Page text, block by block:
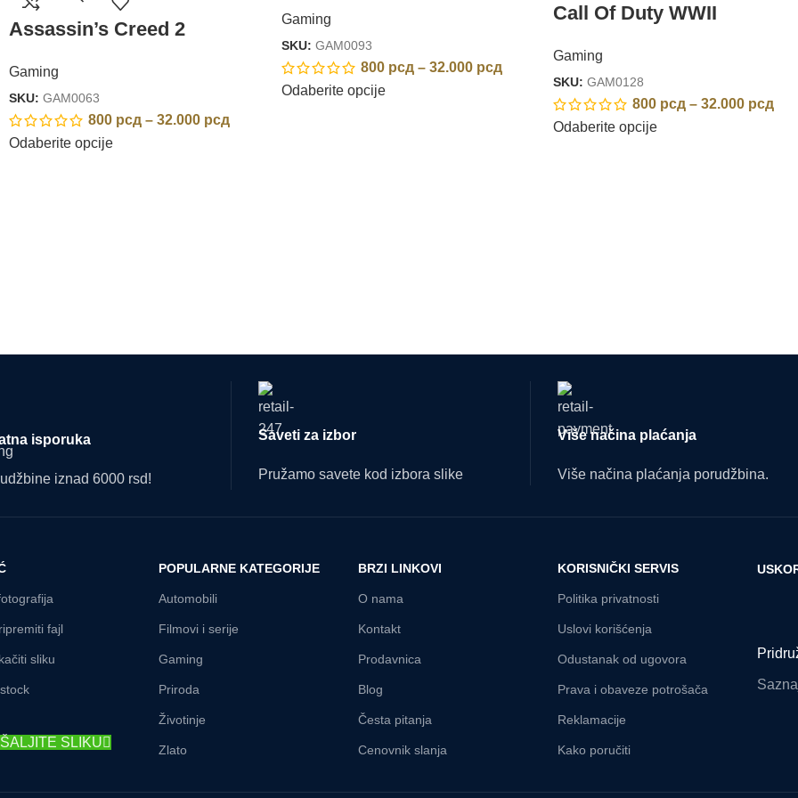
Assassin’s Creed 2
Gaming
SKU: GAM0063
800 рсд – 32.000 рсд
Odaberite opcije
Gaming
SKU: GAM0093
800 рсд – 32.000 рсд
Odaberite opcije
Call Of Duty WWII
Gaming
SKU: GAM0128
800 рсд – 32.000 рсд
Odaberite opcije
isporuka
iznad 6000 rsd!
Saveti za izbor
Pružamo savete kod izbora slike
Više načina plaćanja
Više načina plaćanja porudžbina.
fajl
sliku
SLIKU
POPULARNE KATEGORIJE
Automobili
Filmovi i serije
Gaming
Priroda
Životinje
Zlato
BRZI LINKOVI
O nama
Kontakt
Prodavnica
Blog
Česta pitanja
Cenovnik slanja
KORISNIČKI SERVIS
Politika privatnosti
Uslovi korišćenja
Odustanak od ugovora
Prava i obaveze potrošača
Reklamacije
Kako poručiti